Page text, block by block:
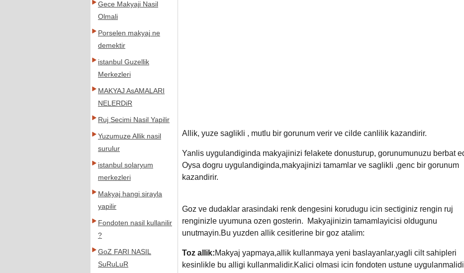
Allik, yuze saglikli , mutlu bir gorunum verir ve cilde canlilik kazandirir.
Yanlis uygulandiginda makyajinizi felakete donusturup, gorunumunuzu berbat
Oysa dogru uygulandiginda,makyajinizi tamamlar ve saglikli ,genc bir gorunum
kazandirir.
Goz ve dudaklar arasindaki renk dengesini korudugu icin sectiginiz rengin ruj
renginizle uyumuna ozen gosterin. Makyajinizin tamamlayicisi oldugunu
unutmayin.Bu yuzden allik cesitlerine bir goz atalim:
Toz allik:Makyaj yapmaya,allik kullanmaya yeni baslayanlar,yagli cilt sahipleri
kesinlikle bu alligi kullanmalidir.Kalici olmasi icin fondoten ustune
Gece Makyaji Nasil
Olmali
Porselen makyaj ne
demektir
istanbul Guzellik
Merkezleri
MAKYAJ AsAMALARI
NELERDiR
Ruj Secimi Nasil Yapilir
Yuzumuze Allik nasil
surulur
istanbul solaryum
merkezleri
Makyaj hangi sirayla
yapilir
Fondoten nasil kullanilir
?
GoZ FARI NASIL
SuRuLuR